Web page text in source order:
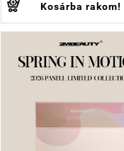
Kosárba rakom!